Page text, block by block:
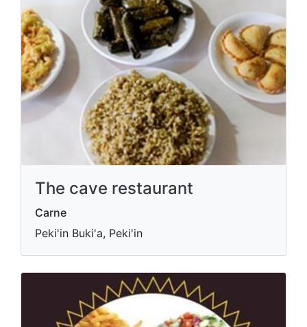
The cave restaurant
Carne
Peki'in Buki'a, Peki'in